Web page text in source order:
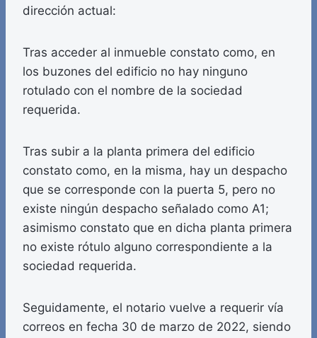
dirección actual:
Tras acceder al inmueble constato como, en
los buzones del edificio no hay ninguno
rotulado con el nombre de la sociedad
requerida.
Tras subir a la planta primera del edificio
constato como, en la misma, hay un despacho
que se corresponde con la puerta 5, pero no
existe ningún despacho señalado como A1;
asimismo constato que en dicha planta primera
no existe rótulo alguno correspondiente a la
sociedad requerida.
Seguidamente, el notario vuelve a requerir vía
correos en fecha 30 de marzo de 2022, siendo